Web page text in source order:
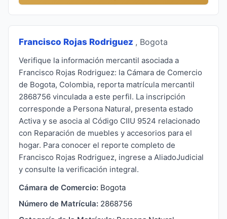
Francisco Rojas Rodriguez , Bogota
Verifique la información mercantil asociada a
Francisco Rojas Rodriguez: la Cámara de Comercio
de Bogota, Colombia, reporta matrícula mercantil
2868756 vinculada a este perfil. La inscripción
corresponde a Persona Natural, presenta estado
Activa y se asocia al Código CIIU 9524 relacionado
con Reparación de muebles y accesorios para el
hogar. Para conocer el reporte completo de
Francisco Rojas Rodriguez, ingrese a AliadoJudicial
y consulte la verificación integral.
Cámara de Comercio: Bogota
Número de Matrícula: 2868756